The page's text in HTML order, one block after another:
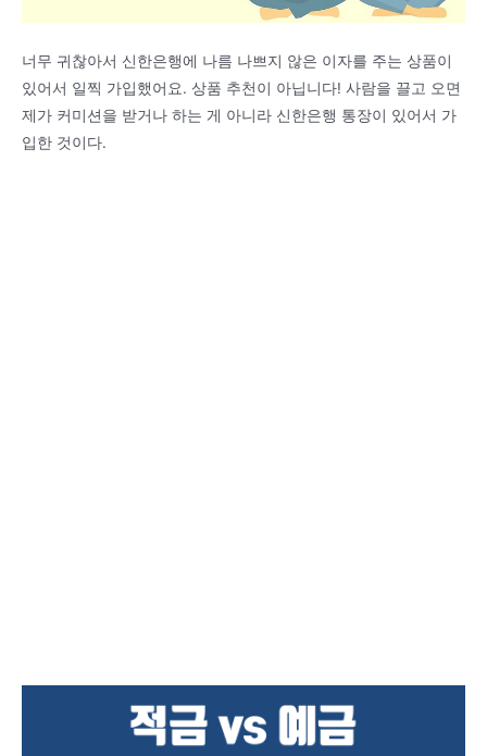
너무 귀찮아서 신한은행에 나름 나쁘지 않은 이자를 주는 상품이
있어서 일찍 가입했어요. 상품 추천이 아닙니다! 사람을 끌고 오면
제가 커미션을 받거나 하는 게 아니라 신한은행 통장이 있어서 가
입한 것이다.